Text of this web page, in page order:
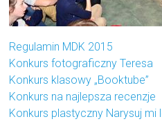
Regulamin MDK 2015
Konkurs fotograficzny Teresa
Konkurs klasowy „Booktube”
Konkurs na najlepsza recenzje
Konkurs plastyczny Narysuj mi